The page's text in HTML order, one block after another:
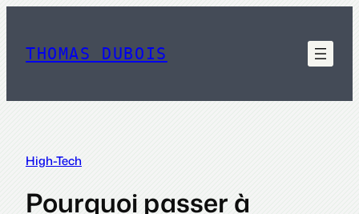
contenu
THOMAS DUBOIS
High-Tech
Pourquoi passer à